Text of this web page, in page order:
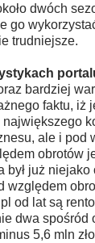
dwóch
go
trudniejsze.
bardziej
faktu, iż
ale i pod
obrotów
był już
względem
od lat są
dwa
5,6 mln